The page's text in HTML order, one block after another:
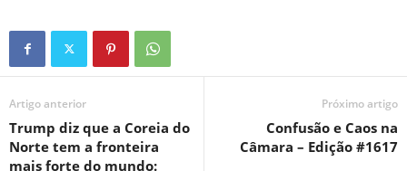
Artigo anterior
Trump diz que a Coreia do
Norte tem a fronteira
mais forte do mundo:
Próximo artigo
Confusão e Caos na
Câmara – Edição #1617